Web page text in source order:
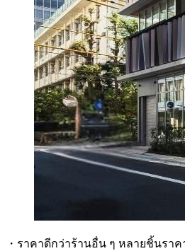
・ราคาดีกว่าร้านอื่น ๆ หลายชิ้นรา